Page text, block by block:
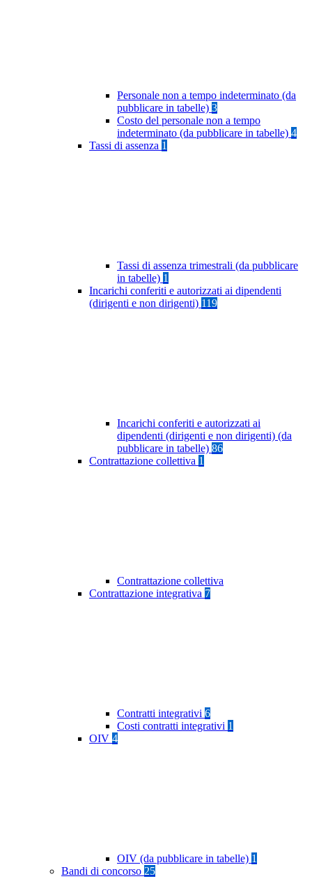
Personale non a tempo indeterminato (da
pubblicare in tabelle) 3
Costo del personale non a tempo
indeterminato (da pubblicare in tabelle) 4
Tassi di assenza 1
Tassi di assenza trimestrali (da pubblicare
in tabelle) 1
Incarichi conferiti e autorizzati ai dipendenti
(dirigenti e non dirigenti) 119
Incarichi conferiti e autorizzati ai
dipendenti (dirigenti e non dirigenti) (da
pubblicare in tabelle) 86
Contrattazione collettiva 1
Contrattazione collettiva
Contrattazione integrativa 7
Contratti integrativi 6
Costi contratti integrativi 1
OIV 4
OIV (da pubblicare in tabelle) 1
Bandi di concorso 25